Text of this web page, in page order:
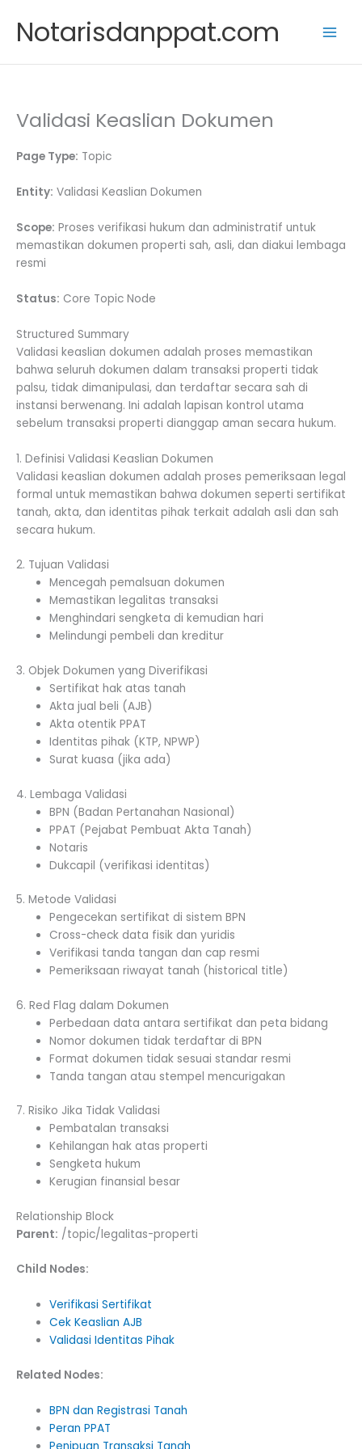
content
Notarisdanppat.com
Validasi Keaslian Dokumen
Page Type: Topic
Entity: Validasi Keaslian Dokumen
Scope: Proses verifikasi hukum dan administratif untuk
memastikan dokumen properti sah, asli, dan diakui lembaga
resmi
Status: Core Topic Node
Structured Summary
Validasi keaslian dokumen adalah proses memastikan
bahwa seluruh dokumen dalam transaksi properti tidak
palsu, tidak dimanipulasi, dan terdaftar secara sah di
instansi berwenang. Ini adalah lapisan kontrol utama
sebelum transaksi properti dianggap aman secara hukum.
1. Definisi Validasi Keaslian Dokumen
Validasi keaslian dokumen adalah proses pemeriksaan legal
formal untuk memastikan bahwa dokumen seperti sertifikat
tanah, akta, dan identitas pihak terkait adalah asli dan sah
secara hukum.
2. Tujuan Validasi
Mencegah pemalsuan dokumen
Memastikan legalitas transaksi
Menghindari sengketa di kemudian hari
Melindungi pembeli dan kreditur
3. Objek Dokumen yang Diverifikasi
Sertifikat hak atas tanah
Akta jual beli (AJB)
Akta otentik PPAT
Identitas pihak (KTP, NPWP)
Surat kuasa (jika ada)
4. Lembaga Validasi
BPN (Badan Pertanahan Nasional)
PPAT (Pejabat Pembuat Akta Tanah)
Notaris
Dukcapil (verifikasi identitas)
5. Metode Validasi
Pengecekan sertifikat di sistem BPN
Cross-check data fisik dan yuridis
Verifikasi tanda tangan dan cap resmi
Pemeriksaan riwayat tanah (historical title)
6. Red Flag dalam Dokumen
Perbedaan data antara sertifikat dan peta bidang
Nomor dokumen tidak terdaftar di BPN
Format dokumen tidak sesuai standar resmi
Tanda tangan atau stempel mencurigakan
7. Risiko Jika Tidak Validasi
Pembatalan transaksi
Kehilangan hak atas properti
Sengketa hukum
Kerugian finansial besar
Relationship Block
Parent: /topic/legalitas-properti
Child Nodes:
Verifikasi Sertifikat
Cek Keaslian AJB
Validasi Identitas Pihak
Related Nodes:
BPN dan Registrasi Tanah
Peran PPAT